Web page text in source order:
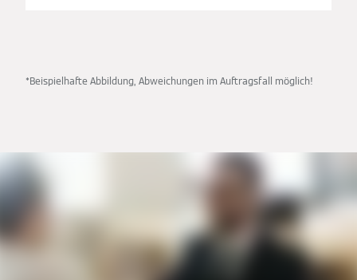
*Beispielhafte Abbildung, Abweichungen im Auftragsfall möglich!